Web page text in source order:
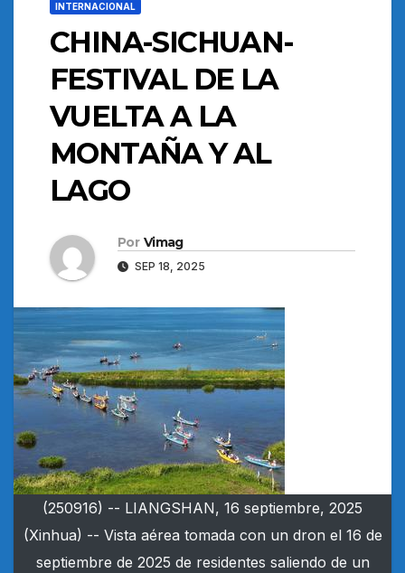
INTERNACIONAL
CHINA-SICHUAN-
FESTIVAL DE LA
VUELTA A LA
MONTAÑA Y AL
LAGO
Por Vimag
SEP 18, 2025
(250916) -- LIANGSHAN, 16 septiembre, 2025
(Xinhua) -- Vista aérea tomada con un dron el 16 de
septiembre de 2025 de residentes saliendo de un